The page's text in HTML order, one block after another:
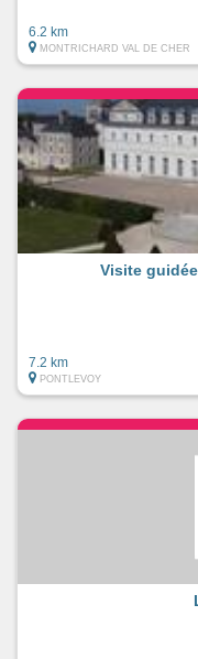
6.2 km
MONTRICHARD VAL DE CHER
Visite
7.2 km
PONTLEVOY